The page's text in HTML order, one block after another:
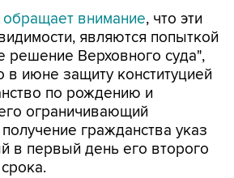
обращает внимание, что эти
являются попыткой
решение Верховного суда",
июне защиту конституцией
по рождению и
ограничивающий
гражданства указ
в первый день его второго